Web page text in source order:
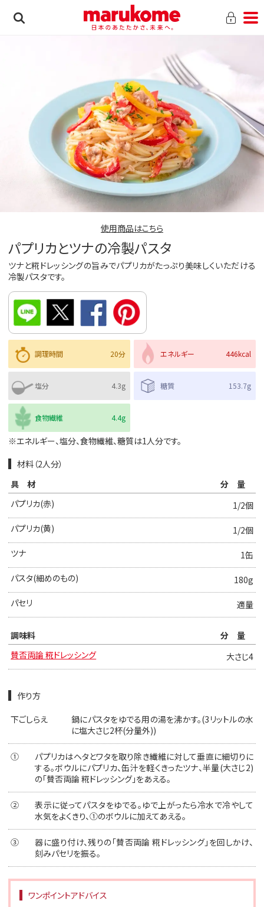
使用商品はこちら
パプリカとツナの冷製パスタ
ツナと糀ドレッシングの旨みでパプリカがたっぷり美味しくいただける
冷製パスタです。
調理時間 20分 エネルギー 446kcal
塩分 4.3g 糖質 153.7g
食物繊維 4.4g
※エネルギー、塩分、食物繊維、糖質は1人分です。
材料（2人分）
具材
分量
パプリカ(赤)
1/2個
パプリカ(黄)
1/2個
ツナ
1缶
パスタ(細めのもの)
180g
パセリ
適量
調味料
分量
賛否両論 糀ドレッシング
大さじ4
作り方
下ごしらえ
鍋にパスタをゆでる用の湯を沸かす。(3リットルの水
に塩大さじ2杯(分量外))
①
パプリカはヘタとワタを取り除き繊維に対して垂直に細切りに
する。ボウルにパプリカ、缶汁を軽くきったツナ、半量(大さじ2)
の「賛否両論 糀ドレッシング」をあえる。
②
表示に従ってパスタをゆでる。ゆで上がったら冷水で冷やして
水気をよくきり、①のボウルに加えてあえる。
③
器に盛り付け、残りの「賛否両論 糀ドレッシング」を回しかけ、
刻みパセリを振る。
ワンポイントアドバイス